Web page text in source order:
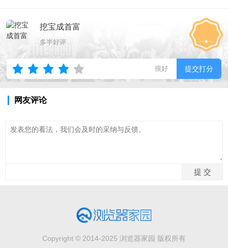
挖宝成首富
多半好评
很好 提交打分
网友评论
Copyright © 2014-2025 浏览器家园 版权所有